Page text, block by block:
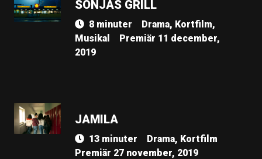
SONJAS GRILL
8 minuter
Drama, Kortfilm,
Musikal
Premiär 11 december,
2019
JAMILA
13 minuter
Drama, Kortfilm
Premiär 27 november, 2019